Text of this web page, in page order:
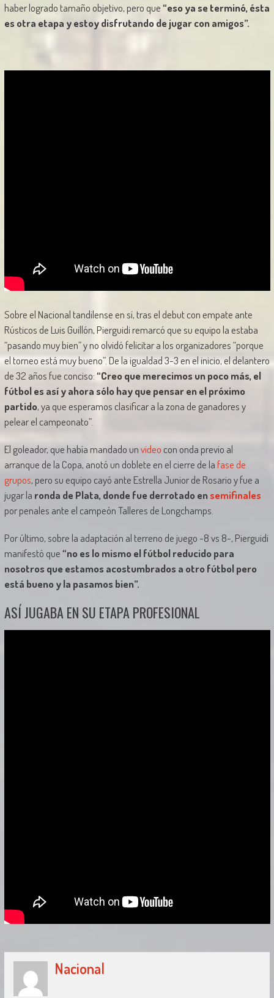
haber logrado tamaño objetivo, pero que“eso ya se terminó, ésta
es otra etapa y estoy disfrutando de jugar con amigos”.
Sobre el Nacional tandilense en sí, tras el debut con empate ante
Rústicos de Luis Guillón, Pierguidi remarcó que su equipo la estaba
“pasando muy bien” y no olvidó felicitar a los organizadores “porque
el torneo está muy bueno”. De la igualdad 3-3 en el inicio, el delantero
de 32 años fue conciso:“Creo que merecimos un poco más, el
fútbol es así y ahora sólo hay que pensar en el próximo
partido, ya que esperamos clasificar a la zona de ganadores y
pelear el campeonato”.
El goleador, que había mandado unvideocon onda previo al
arranque de la Copa, anotó un doblete en el cierre de lafase de
grupos, pero su equipo cayó ante Estrella Junior de Rosario y fue a
jugar la ronda de Plata, donde fue derrotado ensemifinales
por penales ante el campeón Talleres de Longchamps.
Por último, sobre la adaptación al terreno de juego -8 vs 8-, Pierguidi
manifestó que“no es lo mismo el fútbol reducido para
nosotros que estamos acostumbrados a otro fútbol pero
está bueno y la pasamos bien”.
ASÍ JUGABA EN SU ETAPA PROFESIONAL
Nacional